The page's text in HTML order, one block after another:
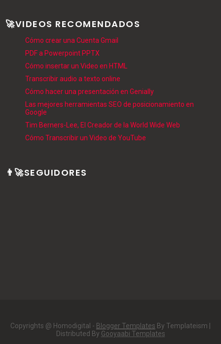
🚀VIDEOS RECOMENDADOS
Cómo crear una Cuenta Gmail
PDF a Powerpoint PPTX
Cómo insertar un Video en HTML
Transcribir audio a texto online
Cómo hacer una presentación en Genially
Las mejores herramientas SEO de posicionamiento en
Google
Tim Berners-Lee, El Creador de la World Wide Web
Cómo Transcribir un Video de YouTube
👨‍🚀SEGUIDORES
Copyrights @ Homodigital - Blogger Templates By Templateism |
Distributed By Gooyaabi Templates